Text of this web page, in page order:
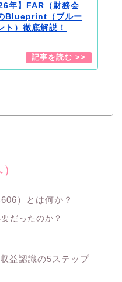
年】FAR（財務会
Blueprint（ブルー
ト）徹底解説！
）とは何か？
だったのか？
益認識の5ステップ